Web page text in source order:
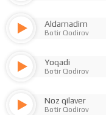
Aldamadim
Botir Qodirov
Yoqadi
Botir Qodirov
Noz qilaver
Botir Qodirov